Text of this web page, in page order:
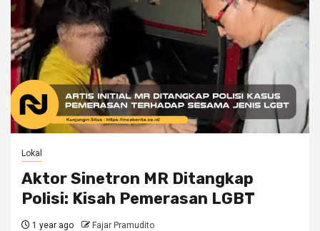
Lokal
Aktor Sinetron MR Ditangkap
Polisi: Kisah Pemerasan LGBT
1 year ago Fajar Pramudito